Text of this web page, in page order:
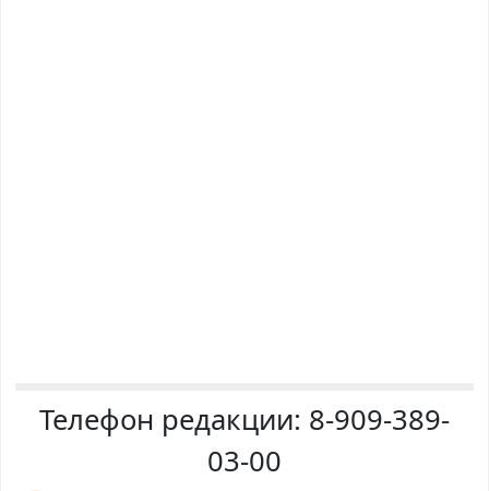
Телефон редакции: 8-909-389-
03-00